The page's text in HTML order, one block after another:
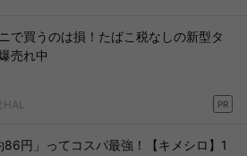
で買うのは損！たばこ税なしの新型タ
売れ中
PR
86円」ってコスパ最強！【キメシロ】1